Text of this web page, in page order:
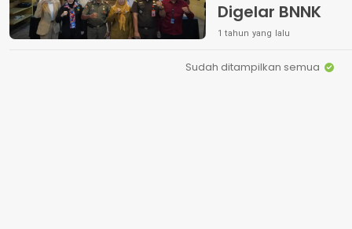
Digelar BNNK
1 tahun yang lalu
Sudah ditampilkan semua